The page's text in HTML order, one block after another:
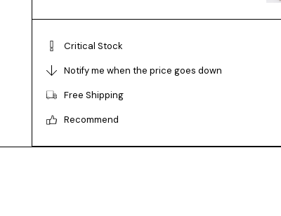
📏Uzunluk:93 cm
XL)
🧍‍
Manken:
38 Beden | 173 cm | 60 kg | 85/72/102
🆔
Ürün Kodu:
Critical Stock
Notify me when the price goes down
Free Shipping
Recommend